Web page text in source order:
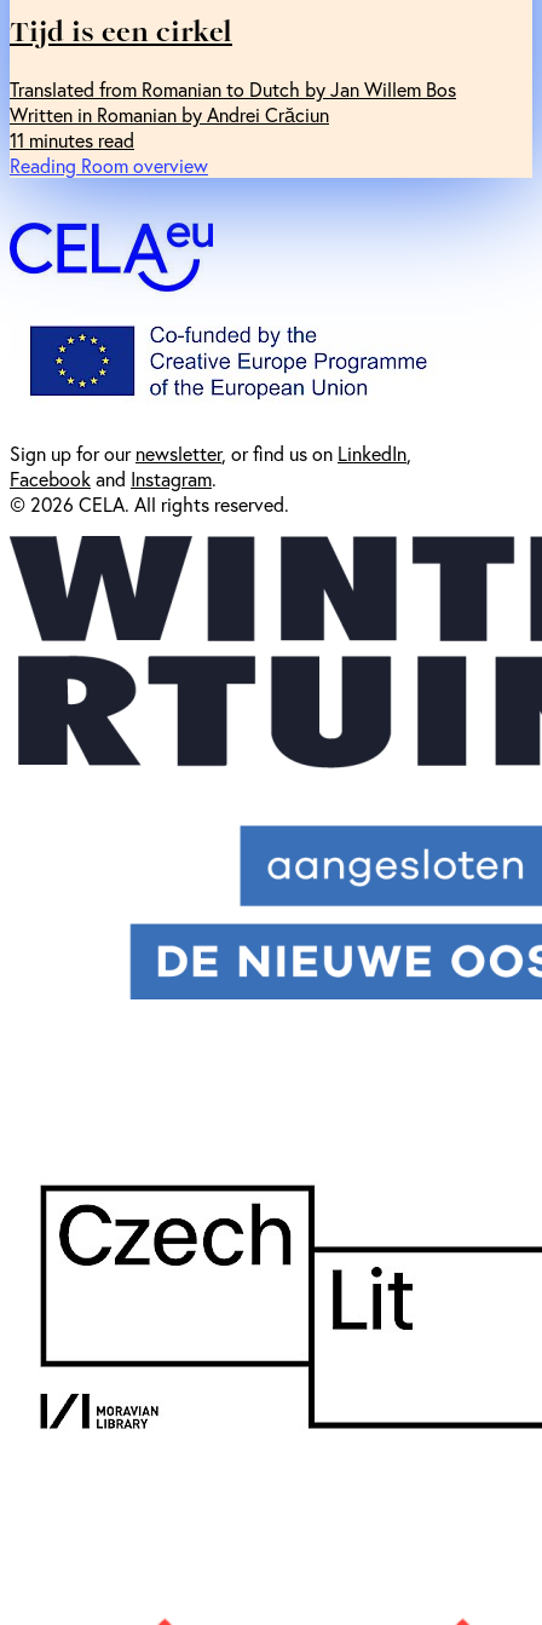
Tijd is een cirkel
Translated from Romanian to Dutch by Jan Willem Bos
Written in Romanian by Andrei Crăciun
11 minutes read
Reading Room overview
Sign up for ournewsletter, or find us on LinkedIn
Facebookand Instagram.
© 2026 CELA. All rights reserved.